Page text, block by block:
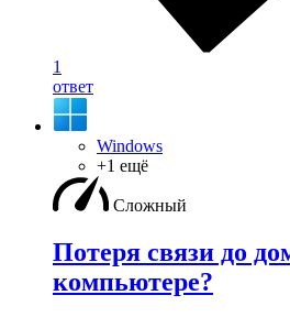
1
ответ
Windows
+1 ещё
Сложный
Потеря связи до
компьютере?